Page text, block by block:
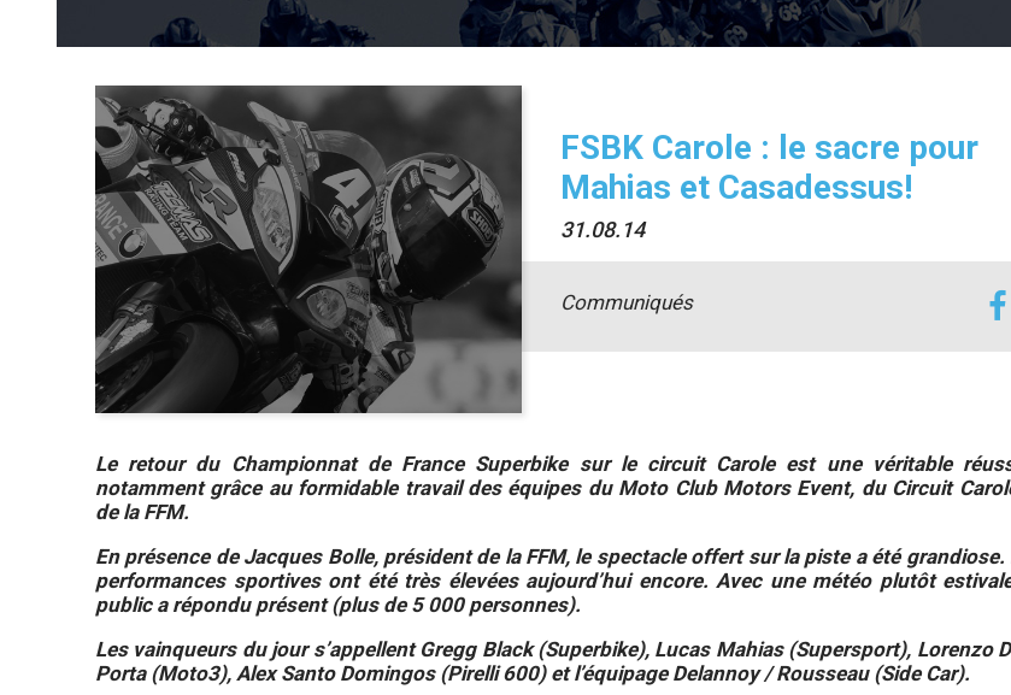
FSBK Carole : le sacre pour
Mahias et Casadessus!
31.08.14
Communiqués
Le retour du Championnat de France Superbike sur le circuit Carole est une véritable
notamment grâce au formidable travail des équipes du Moto Club Motors Event, du Circuit
de la FFM.
En présence de Jacques Bolle, président de la FFM, le spectacle offert sur la piste a été grandiose.
performances sportives ont été très élevées aujourd’hui encore. Avec une météo plutôt
public a répondu présent (plus de 5 000 personnes).
Les vainqueurs du jour s’appellent Gregg Black (Superbike), Lucas Mahias (Supersport), Lorenzo
Porta (Moto3), Alex Santo Domingos (Pirelli 600) et l’équipage Delannoy / Rousseau (Side Car).